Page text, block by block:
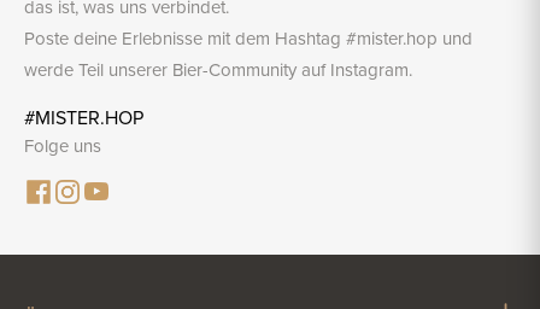
das ist, was uns verbindet.
Poste deine Erlebnisse mit dem Hashtag #mister.hop und
werde Teil unserer Bier-Community auf Instagram.
#MISTER.HOP
Folge uns